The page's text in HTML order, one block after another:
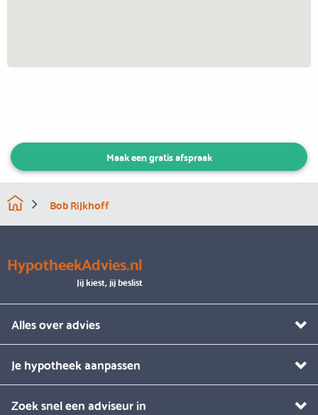
Maak een gratis afspraak
Bob Rijkhoff
HypotheekAdvies.nl
Jij kiest, jij beslist
Alles over advies
Je hypotheek aanpassen
Zoek snel een adviseur in